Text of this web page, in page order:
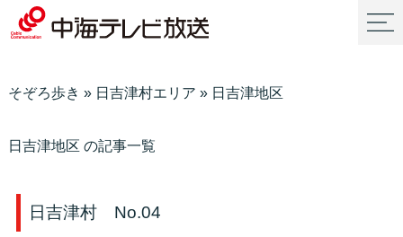
そぞろ歩き » 日吉津村エリア » 日吉津地区
日吉津地区 の記事一覧
日吉津村 No.04